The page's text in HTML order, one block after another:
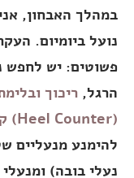
במהלך האבחון,
נועל ביומיום.
פשוטים: יש לחפש
הרגל, ריכוך
(Heel Counter) קשיחה
להימנע מנעליים
נעלי בובה)